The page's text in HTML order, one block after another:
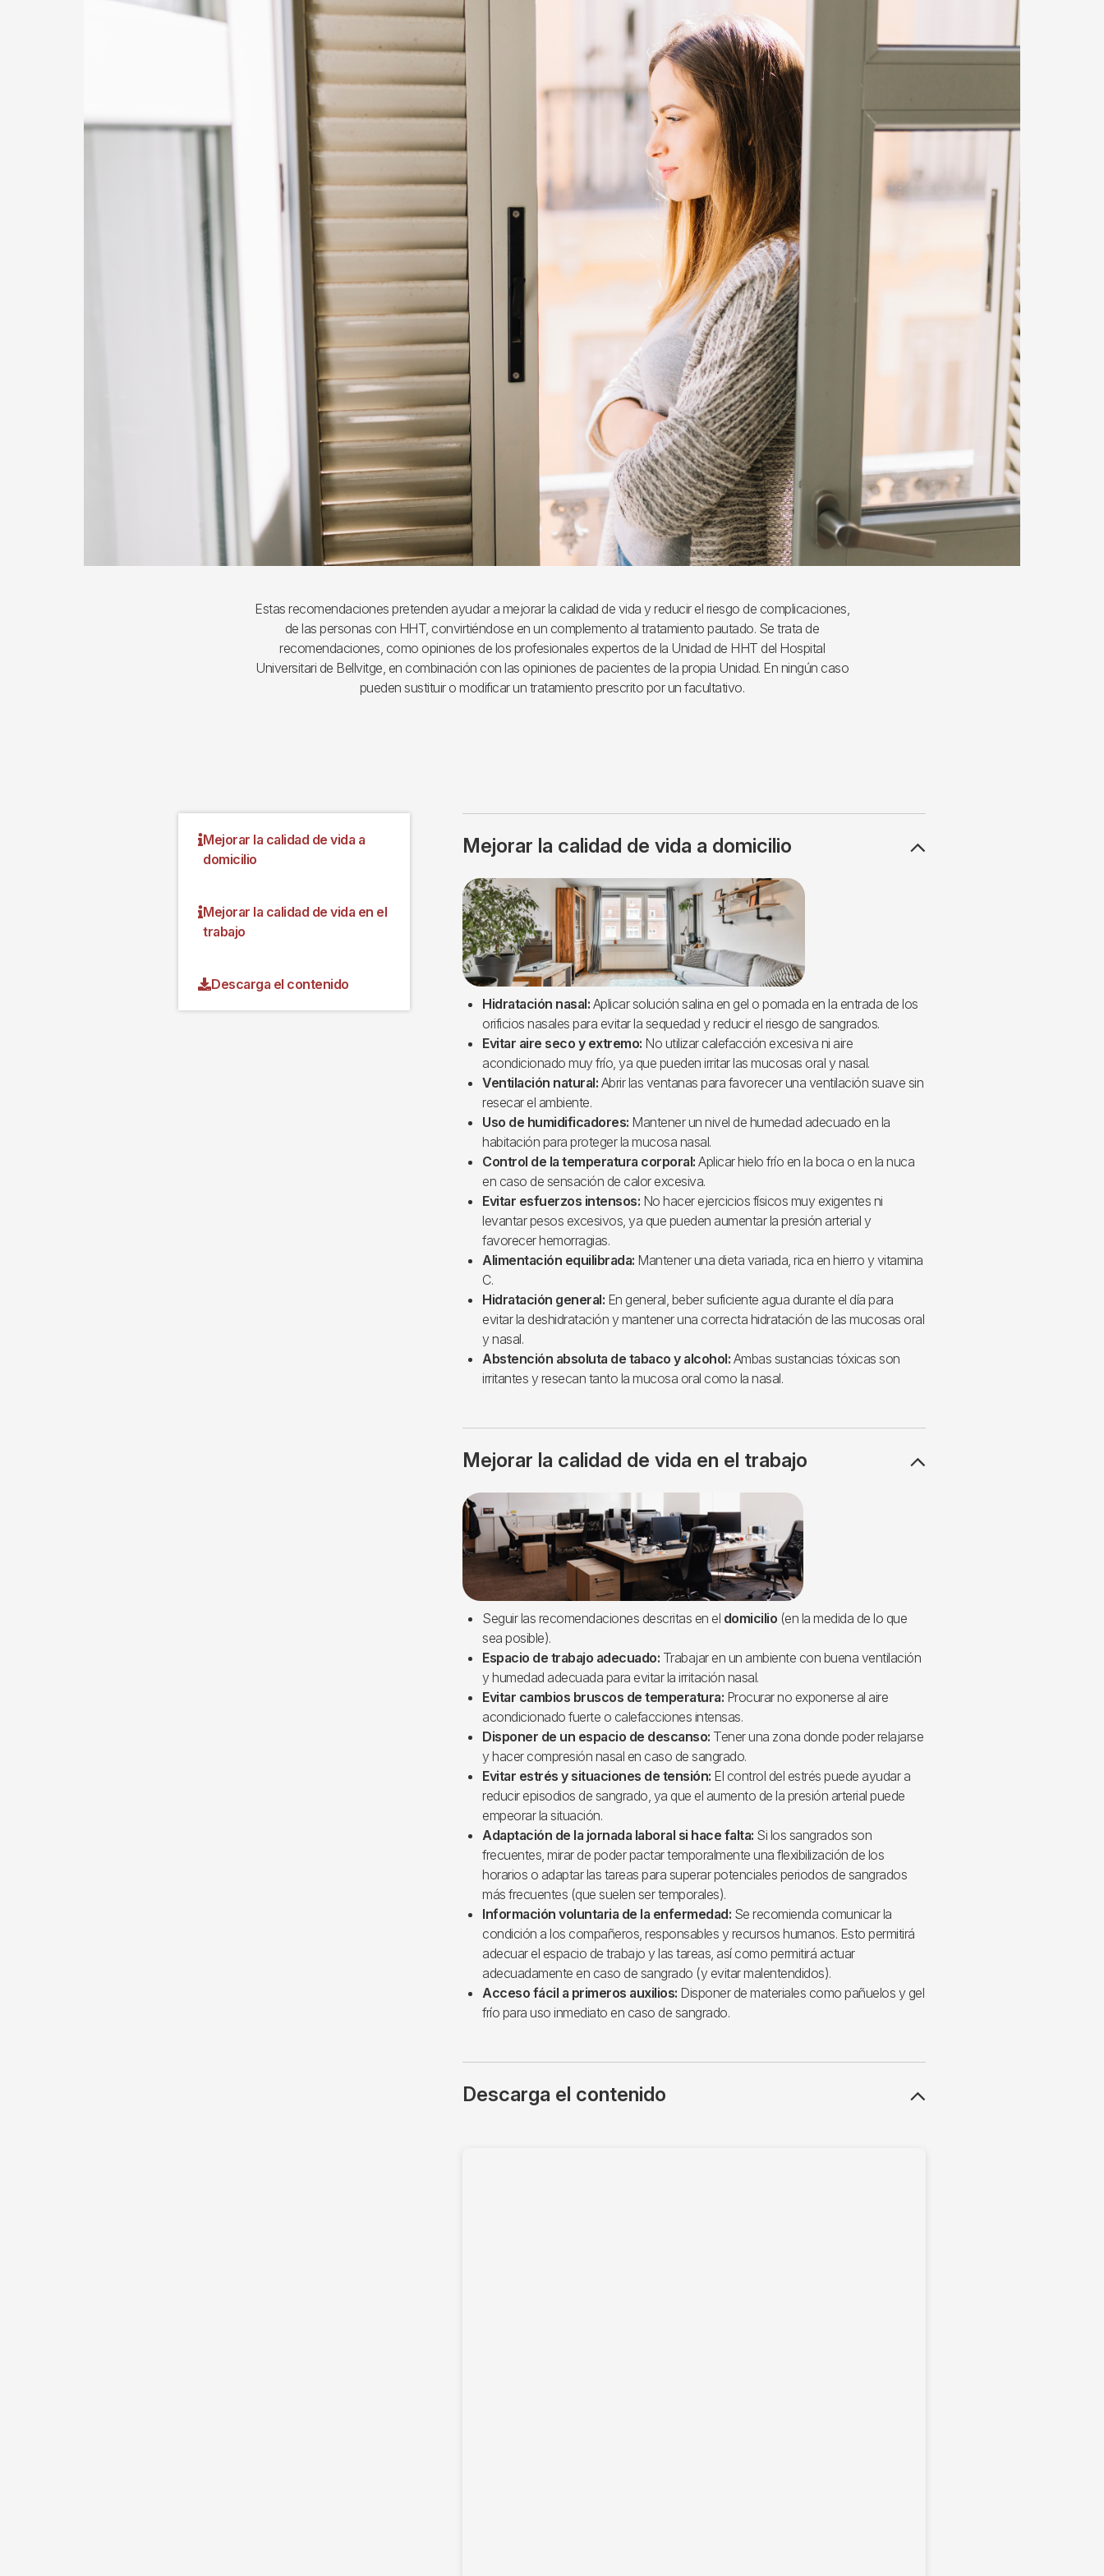
Estas recomendaciones pretenden ayudar a mejorar la calidad de vida y reducir el riesgo de complicaciones,
de las personas con HHT, convirtiéndose en un complemento al tratamiento pautado. Se trata de
recomendaciones, como opiniones de los profesionales expertos de la Unidad de HHT del Hospital
Universitari de Bellvitge, en combinación con las opiniones de pacientes de la propia Unidad. En ningún caso
pueden sustituir o modificar un tratamiento prescrito por un facultativo.
Mejorar la calidad de vida a
domicilio
Mejorar la calidad de vida en el
trabajo
Descarga el contenido
Mejorar la calidad de vida a domicilio
Imagen
Hidratación nasal: Aplicar solución salina en gel o pomada en la entrada de los
orificios nasales para evitar la sequedad y reducir el riesgo de sangrados.
Evitar aire seco y extremo: No utilizar calefacción excesiva ni aire
acondicionado muy frío, ya que pueden irritar las mucosas oral y nasal.
Ventilación natural: Abrir las ventanas para favorecer una ventilación suave sin
resecar el ambiente.
Uso de humidificadores: Mantener un nivel de humedad adecuado en la
habitación para proteger la mucosa nasal.
Control de la temperatura corporal: Aplicar hielo frío en la boca o en la nuca
en caso de sensación de calor excesiva.
Evitar esfuerzos intensos: No hacer ejercicios físicos muy exigentes ni
levantar pesos excesivos, ya que pueden aumentar la presión arterial y
favorecer hemorragias.
Alimentación equilibrada: Mantener una dieta variada, rica en hierro y vitamina
C.
Hidratación general: En general, beber suficiente agua durante el día para
evitar la deshidratación y mantener una correcta hidratación de las mucosas oral
y nasal.
Abstención absoluta de tabaco y alcohol: Ambas sustancias tóxicas son
irritantes y resecan tanto la mucosa oral como la nasal.
Mejorar la calidad de vida en el trabajo
Imagen
Seguir las recomendaciones descritas en el domicilio (en la medida de lo que
sea posible).
Espacio de trabajo adecuado: Trabajar en un ambiente con buena ventilación
y humedad adecuada para evitar la irritación nasal.
Evitar cambios bruscos de temperatura: Procurar no exponerse al aire
acondicionado fuerte o calefacciones intensas.
Disponer de un espacio de descanso: Tener una zona donde poder relajarse
y hacer compresión nasal en caso de sangrado.
Evitar estrés y situaciones de tensión: El control del estrés puede ayudar a
reducir episodios de sangrado, ya que el aumento de la presión arterial puede
empeorar la situación.
Adaptación de la jornada laboral si hace falta: Si los sangrados son
frecuentes, mirar de poder pactar temporalmente una flexibilización de los
horarios o adaptar las tareas para superar potenciales periodos de sangrados
más frecuentes (que suelen ser temporales).
Información voluntaria de la enfermedad: Se recomienda comunicar la
condición a los compañeros, responsables y recursos humanos. Esto permitirá
adecuar el espacio de trabajo y las tareas, así como permitirá actuar
adecuadamente en caso de sangrado (y evitar malentendidos).
Acceso fácil a primeros auxilios: Disponer de materiales como pañuelos y gel
frío para uso inmediato en caso de sangrado.
Descarga el contenido